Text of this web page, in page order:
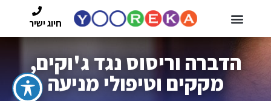
חיוג ישיר
הדברה וריסוס נגד ג'וקים,
מקקים וטיפולי מניעה